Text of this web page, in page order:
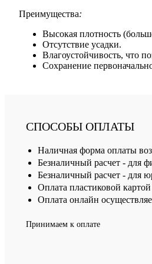
Преимущества:
Высокая плотность
Отсутствие усадки.
Влагоустойчивость, что
Сохранение
СПОСОБЫ ОПЛАТЫ
Наличная форма оплаты
Безналичный расчет - для
Безналичный расчет - для
Оплата пластиковой
Оплата онлайн
Принимаем к оплате